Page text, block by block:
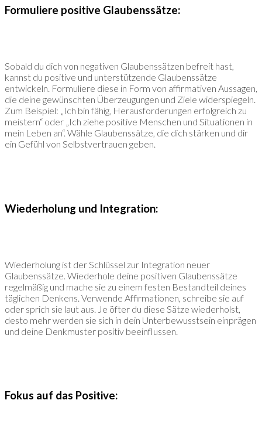
Formuliere positive Glaubenssätze:
Sobald du dich von negativen Glaubenssätzen befreit hast,
kannst du positive und unterstützende Glaubenssätze
entwickeln. Formuliere diese in Form von affirmativen Aussagen,
die deine gewünschten Überzeugungen und Ziele widerspiegeln.
Zum Beispiel: „Ich bin fähig, Herausforderungen erfolgreich zu
meistern“ oder „Ich ziehe positive Menschen und Situationen in
mein Leben an“. Wähle Glaubenssätze, die dich stärken und dir
ein Gefühl von Selbstvertrauen geben.
Wiederholung und Integration:
Wiederholung ist der Schlüssel zur Integration neuer
Glaubenssätze. Wiederhole deine positiven Glaubenssätze
regelmäßig und mache sie zu einem festen Bestandteil deines
täglichen Denkens. Verwende Affirmationen, schreibe sie auf
oder sprich sie laut aus. Je öfter du diese Sätze wiederholst,
desto mehr werden sie sich in dein Unterbewusstsein einprägen
und deine Denkmuster positiv beeinflussen.
Fokus auf das Positive: